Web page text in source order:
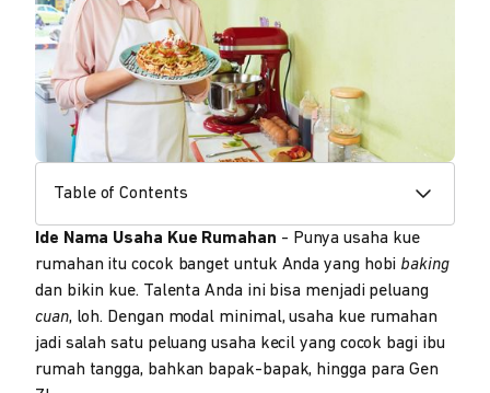
Table of Contents
Ide Nama Usaha Kue Rumahan - Punya usaha kue
rumahan itu cocok banget untuk Anda yang hobi baking
dan bikin kue. Talenta Anda ini bisa menjadi peluang
cuan, loh. Dengan modal minimal, usaha kue rumahan
jadi salah satu peluang usaha kecil yang cocok bagi ibu
rumah tangga, bahkan bapak-bapak, hingga para Gen